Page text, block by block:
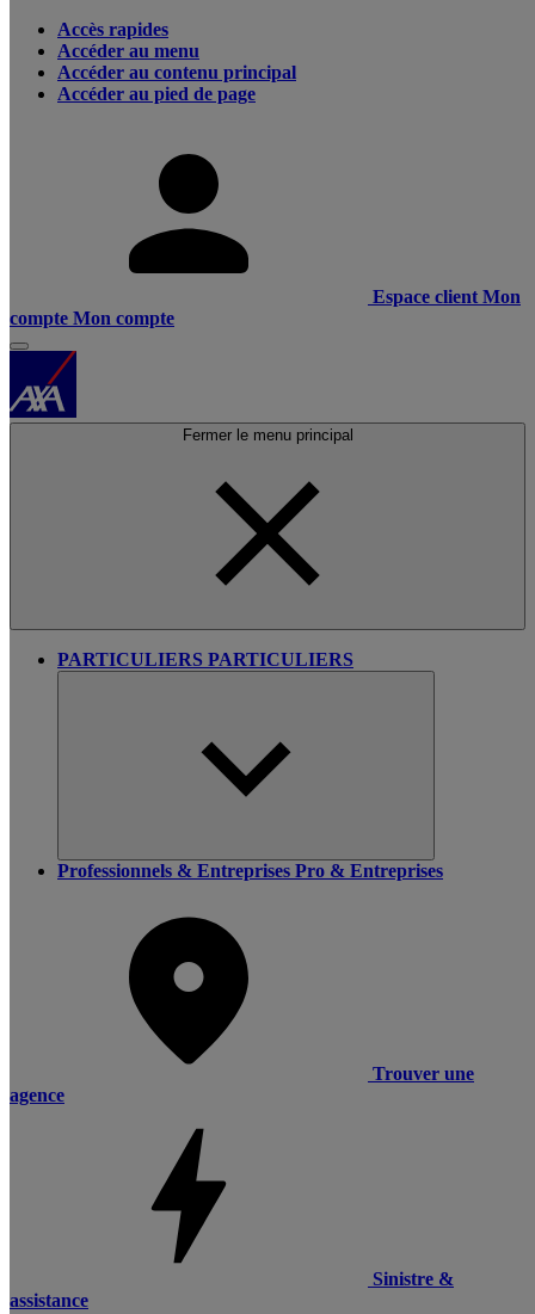
Accès rapides
Accéder au menu
Accéder au contenu principal
Accéder au pied de page
Espace client Mon
compte Mon compte
Fermer le menu principal
PARTICULIERS PARTICULIERS
Professionnels & Entreprises Pro & Entreprises
Trouver une
agence
Sinistre &
assistance